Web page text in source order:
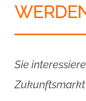
Sie